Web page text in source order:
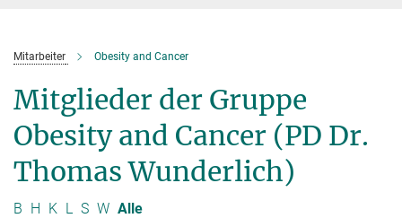
Mitarbeiter Obesity and Cancer
Mitglieder der Gruppe
Obesity and Cancer (PD Dr.
Thomas Wunderlich)
B H K L S W Alle